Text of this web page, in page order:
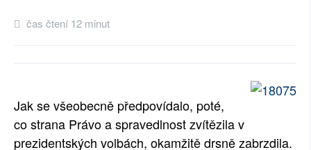
NEJČTENĚJŠÍ ZA 7 DNÍ
SOCIÁLNÍ SÍTĚ
čas čtení 12 minut
Jak se všeobecně předpovídalo, poté,
co strana Právo a spravedlnost zvítězila v
prezidentských volbách, okamžitě drsně zabrzdila.